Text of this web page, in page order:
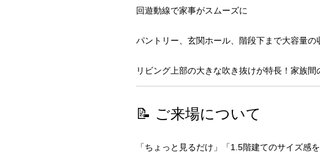
回遊動線で家事がスムーズに
パントリー、玄関ホール、階段下まで大容量の
リビング上部の大きな吹き抜けが特長！家族
📝 ご来場について
「ちょっと見るだけ」「1.5階建てのサイズ感